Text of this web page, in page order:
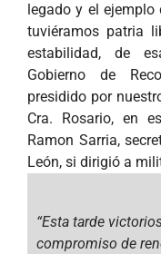
legado y el
tuviéramos patria
estabilidad, de
Gobierno de
presidido por
Cra. Rosario, en
Ramon Sarria,
León, si dirigió a
“Esta tarde
compromiso de